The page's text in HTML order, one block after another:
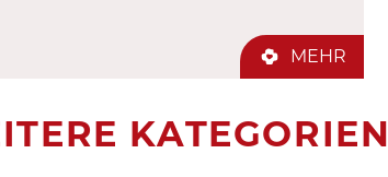
MEHR
KATEGORIEN